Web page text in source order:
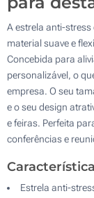
A estrela anti-
material suave e
Concebida para
personalizável, o
empresa. O seu
e o seu design
e feiras. Perfeita
conferências e
Estrela anti-